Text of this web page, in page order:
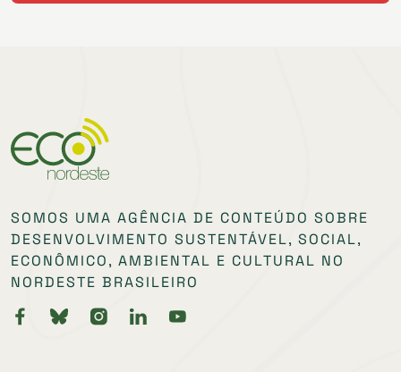
SOMOS UMA AGÊNCIA DE CONTEÚDO SOBRE
DESENVOLVIMENTO SUSTENTÁVEL, SOCIAL,
ECONÔMICO, AMBIENTAL E CULTURAL NO
NORDESTE BRASILEIRO